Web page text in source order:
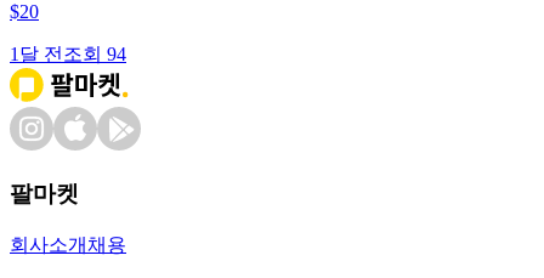
$20
1달 전 조회 94
팔마켓
회사소개 채용